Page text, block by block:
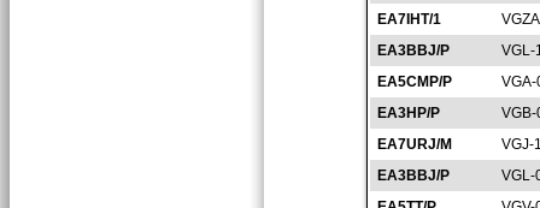
EA7IHT/1
EA3BBJ/P
VGL-
EA5CMP/P
EA3HP/P
EA7URJ/M
VGJ-
EA3BBJ/P
VGL-